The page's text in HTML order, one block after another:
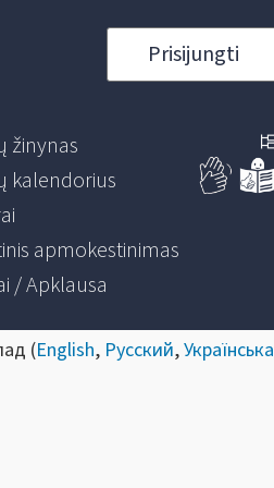
Prisijungti
žinynas
kalendorius
apmokestinimas
/ Apklausa
(English, Русский,Українська